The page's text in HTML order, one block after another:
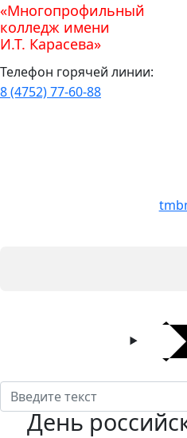
«Многопрофильный
колледж имени
И.Т. Карасева»
Телефон горячей линии:
8 (4752) 77-60-88
День